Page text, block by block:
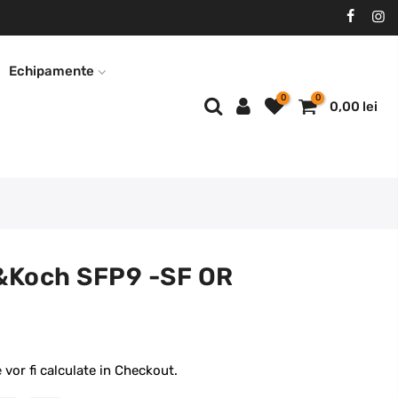
Echipamente
0 0
0,00 lei
SFP9 -SF OR
vor fi calculate in Checkout.